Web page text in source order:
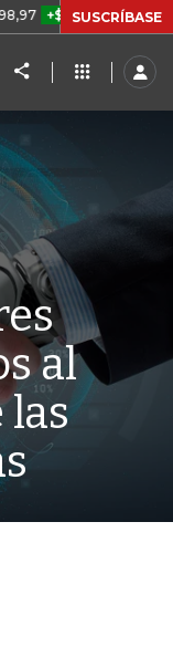
+2,19%
SUSCRÍBASE
al
las